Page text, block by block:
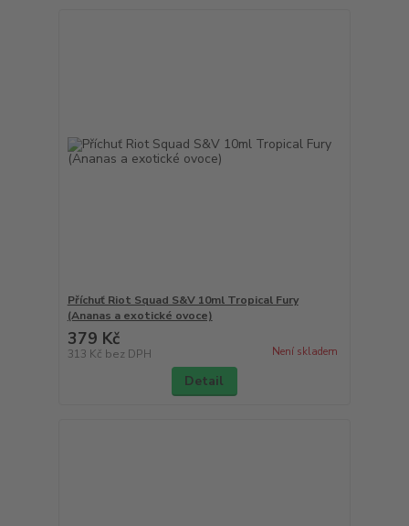
Příchuť Riot Squad S&V 10ml Tropical Fury
(Ananas a exotické ovoce)
379 Kč
313 Kč bez DPH Není skladem
Detail